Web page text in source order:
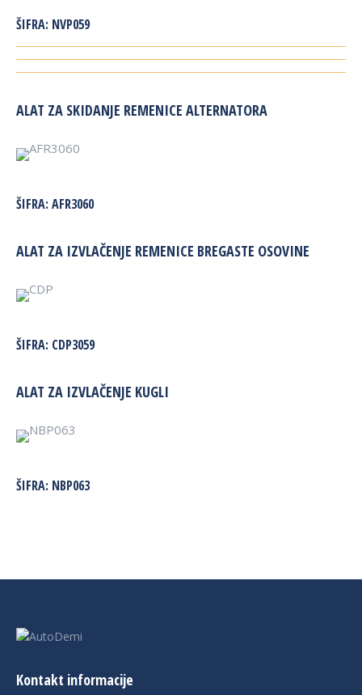
ŠIFRA: NVP059
ALAT ZA SKIDANJE REMENICE ALTERNATORA
ŠIFRA: AFR3060
ALAT ZA IZVLAČENJE REMENICE BREGASTE OSOVINE
ŠIFRA: CDP3059
ALAT ZA IZVLAČENJE KUGLI
ŠIFRA: NBP063
Kontakt informacije